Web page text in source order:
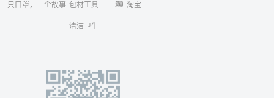
一只口罩，一个故事 包材工具
清洁卫生
淘宝